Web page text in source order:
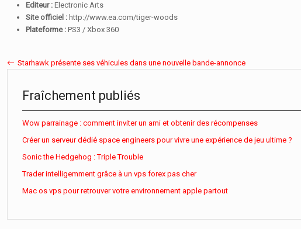
Editeur : Electronic Arts
Site officiel : http://www.ea.com/tiger-woods
Plateforme : PS3 / Xbox 360
Starhawk présente ses véhicules dans une nouvelle bande-annonce
Fraîchement publiés
Wow parrainage : comment inviter un ami et obtenir des récompenses
Créer un serveur dédié space engineers pour vivre une expérience de jeu ultime ?
Sonic the Hedgehog : Triple Trouble
Trader intelligemment grâce à un vps forex pas cher
Mac os vps pour retrouver votre environnement apple partout